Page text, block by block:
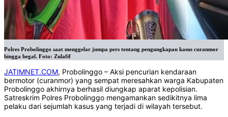
‎Polres Probolinggo saat menggelar jumpa pers tentang pengungkapan kasus curanmor
hingga begal. Foto: Zulafif
JATIMNET.COM, Probolinggo – Aksi pencurian kendaraan
bermotor (curanmor) yang sempat meresahkan warga Kabupaten
Probolinggo akhirnya berhasil diungkap aparat kepolisian.
Satreskrim Polres Probolinggo mengamankan sedikitnya lima
pelaku dari sejumlah kasus yang terjadi di wilayah tersebut.